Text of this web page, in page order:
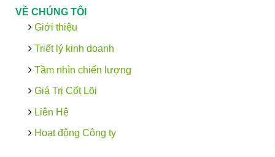
VỀ CHÚNG TÔI
Giới thiệu
Triết lý kinh doanh
Tầm nhìn chiến lượng
Giá Trị Cốt Lõi
Liên Hệ
Hoạt động Công ty